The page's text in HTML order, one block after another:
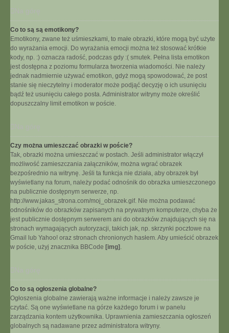
Co to są są emotikony?
Emotikony, zwane też uśmieszkami, to małe obrazki, które mogą być użyte
do wyrażania emocji. Do wyrażania emocji można też stosować krótkie
kody, np. :) oznacza radość, podczas gdy :( smutek. Pełna lista emotikon
jest dostępna z poziomu formularza tworzenia wiadomości. Nie należy
jednak nadmiernie używać emotikon, gdyż mogą spowodować, że post
stanie się nieczytelny i moderator może podjąć decyzję o ich usunięciu
bądź też usunięciu całego posta. Administrator witryny może określić
dopuszczalny limit emotikon w poście.
Czy można umieszczać obrazki w poście?
Tak, obrazki można umieszczać w postach. Jeśli administrator włączył
możliwość zamieszczania załączników, można wgrać obrazek
bezpośrednio na witrynę. Jeśli ta funkcja nie działa, aby obrazek był
wyświetlany na forum, należy podać odnośnik do obrazka umieszczonego
na publicznie dostępnym serwerze, np.
http://www.jakas_strona.com/moj_obrazek.gif. Nie można podawać
odnośników do obrazków zapisanych na prywatnym komputerze, chyba że
jest publicznie dostępnym serwerem ani do obrazków znajdujących się na
stronach wymagających autoryzacji, takich jak, np. skrzynki pocztowe na
Gmail lub Yahoo! oraz stronach chronionych hasłem. Aby umieścić obrazek
w poście, użyj znacznika BBCode [img] .
Co to są ogłoszenia globalne?
Ogłoszenia globalne zawierają ważne informacje i należy zawsze je
czytać. Są one wyświetlane na górze każdego forum i w panelu
zarządzania kontem użytkownika. Uprawnienia zamieszczania ogłoszeń
globalnych są nadawane przez administratora witryny.